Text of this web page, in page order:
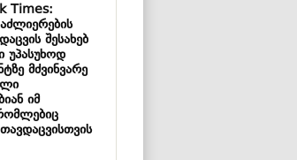
Times:
შესახებ
უპასუხოდ
მძვინვარე
იმ